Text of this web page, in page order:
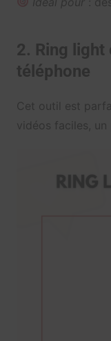
2. Ring light
téléphone
Cet outil est
vidéos faciles, un